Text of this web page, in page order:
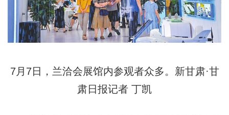
7月7日，兰洽会展馆内参观者众多。新甘肃·甘
肃日报记者 丁凯